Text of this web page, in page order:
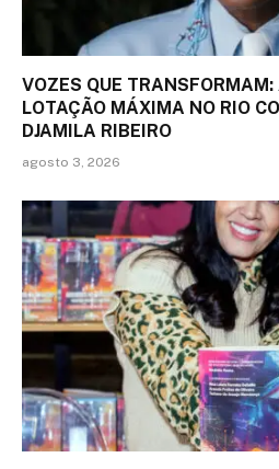
VOZES QUE
LOTAÇÃO MÁXIMA NO RIO
DJAMILA RIBEIRO
agosto 3, 2026